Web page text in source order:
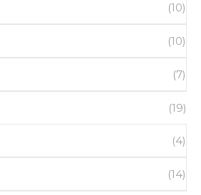
(10)
(10)
(7)
(19)
(4)
(14)